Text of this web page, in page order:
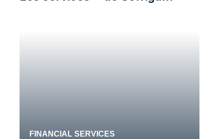
FINANCIAL SERVICES